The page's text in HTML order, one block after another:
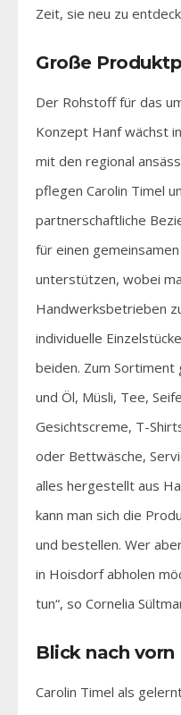
Zeit, sie neu zu
Große
Der Rohstoff für das
Konzept Hanf wächst
mit den regional
pflegen Carolin Timel
partnerschaftliche
für einen
unterstützen, wobei
Handwerksbetrieben
individuelle
beiden. Zum
und Öl, Müsli, Tee,
Gesichtscreme, T-
oder Bettwäsche,
alles hergestellt aus
kann man sich die
und bestellen. Wer
in Hoisdorf abholen
tun“, so Cornelia
Blick nach vorn
Carolin Timel als